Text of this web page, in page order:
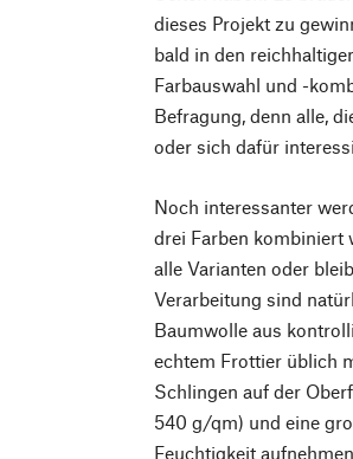
dieses Projekt zu
bald in den
Farbauswahl und -
Befragung, denn alle,
oder sich dafür
Noch interessanter
drei Farben kombiniert
alle Varianten oder
Verarbeitung sind
Baumwolle aus
echtem Frottier üblich
Schlingen auf der
540 g/qm) und eine
Feuchtigkeit